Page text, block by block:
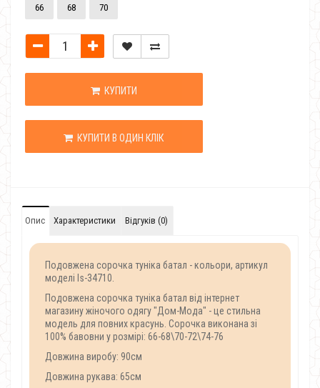
66 68 70
КУПИТИ
КУПИТИ В ОДИН КЛІК
Опис Характеристики Відгуків (0)
Подовжена сорочка туніка батал - кольори, артикул
моделі Is-34710.
Подовжена сорочка туніка батал від інтернет
магазину жіночого одягу "Дом-Мода" - це стильна
модель для повних красунь. Сорочка виконана зі
100% бавовни у розмірі: 66-68\70-72\74-76
Довжина виробу: 90см
Довжина рукава: 65см